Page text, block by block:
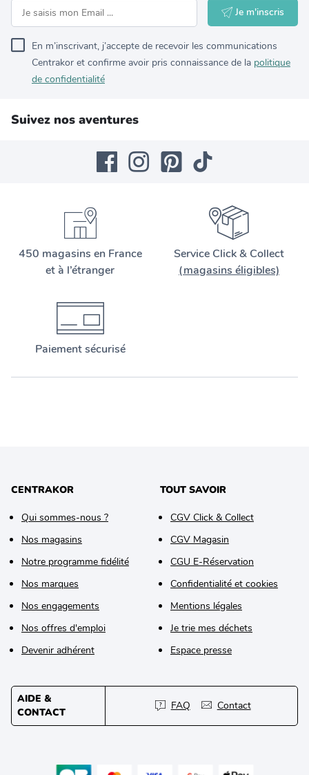
Je m'inscris
En m’inscrivant, j’accepte de recevoir les communications
Centrakor et confirme avoir pris connaissance de la politique
de confidentialité
Suivez nos aventures
450 magasins en France
et à l’étranger
Service Click & Collect
(magasins éligibles)
Paiement sécurisé
CENTRAKOR
Qui sommes-nous ?
Nos magasins
Notre programme fidélité
Nos marques
Nos engagements
Nos offres d'emploi
Devenir adhérent
TOUT SAVOIR
CGV Click & Collect
CGV Magasin
CGU E-Réservation
Confidentialité et cookies
Mentions légales
Je trie mes déchets
Espace presse
AIDE &
CONTACT
FAQ Contact